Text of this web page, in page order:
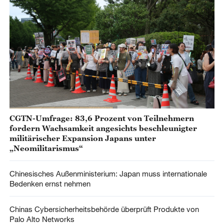
CGTN-Umfrage: 83,6 Prozent von Teilnehmern
fordern Wachsamkeit angesichts beschleunigter
militärischer Expansion Japans unter
„Neomilitarismus“
Chinesisches Außenministerium: Japan muss internationale
Bedenken ernst nehmen
Chinas Cybersicherheitsbehörde überprüft Produkte von
Palo Alto Networks